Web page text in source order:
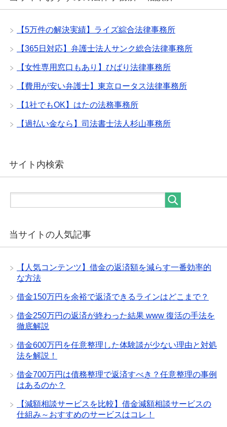
【5万件の解決実績】ライズ綜合法律事務所
【365日対応】弁護士法人サンク総合法律事務所
【女性専用窓口もあり】ひばり法律事務所
【費用が安い弁護士】東京ロータス法律事務所
【1社でもOK】はたの法務事務所
【過払い金なら】司法書士法人杉山事務所
サイト内検索
当サイトの人気記事
【人気コンテンツ】借金の返済額を減らす一番効率的
な方法
借金150万円を余裕で返済できるラインはどこまで？
借金250万円の返済が終わった結果 www 復活の手法を
徹底解説
借金600万円を任意整理した体験談が少ない理由と対処
法を解説！
借金700万円は債務整理で返済すべき？任意整理の事例
はあるのか？
【減額相談サービスを比較】借金減額相談サービスの
仕組み～おすすめのサービスはコレ！